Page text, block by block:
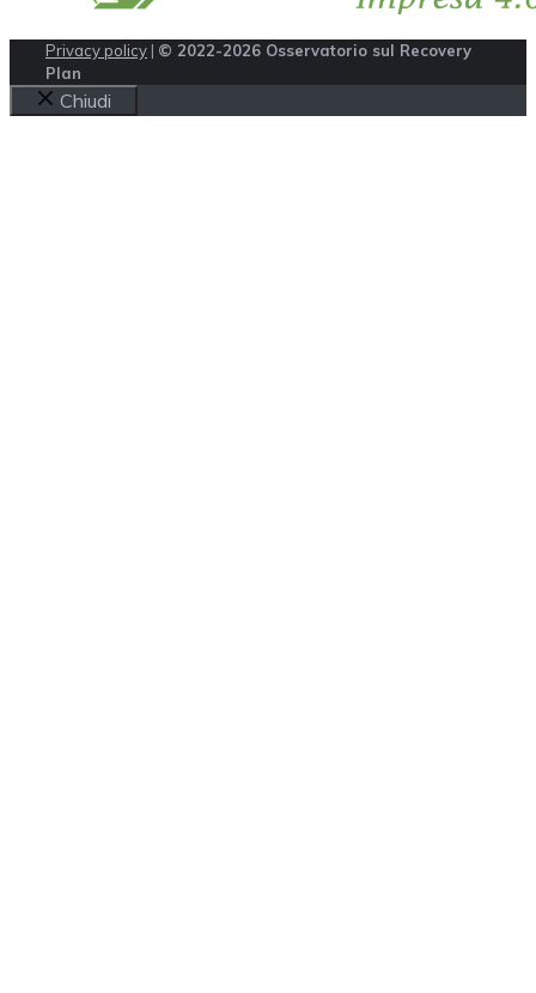
Privacy policy | © 2022-2026 Osservatorio sul Recovery
Plan
Chiudi